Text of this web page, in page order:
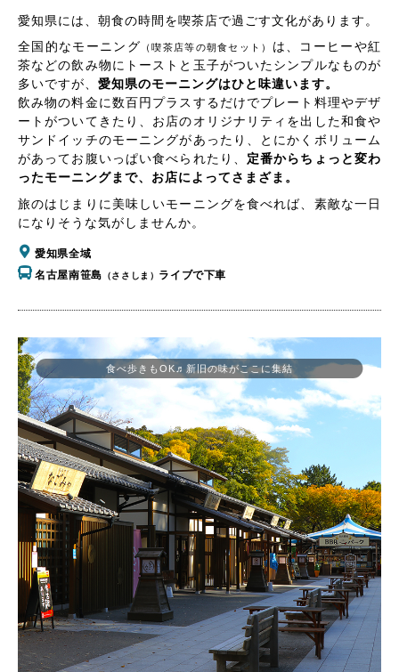
愛知県には、朝食の時間を喫茶店で過ごす文化があります。
全国的なモーニング （喫茶店等の朝食セット）
は、コーヒーや紅
茶などの飲み物にトーストと玉子がついたシンプルなものが
多いですが、 愛知県のモーニングはひと味違います。
飲み物の料金に数百円プラスするだけでプレート料理やデザ
ートがついてきたり、お店のオリジナリティを出した和食や
サンドイッチのモーニングがあったり、とにかくボリューム
があってお腹いっぱい食べられたり、 定番からちょっと変わ
ったモーニングまで、お店によってさまざま。
旅のはじまりに美味しいモーニングを食べれば、素敵な一日
になりそうな気がしませんか。
愛知県全域
名古屋南笹島 （ささしま） ライブで下車
食べ歩きもOK♬新旧の味がここに集結